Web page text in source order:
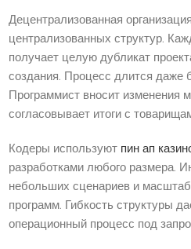
Децентрализованная
централизованных структур.
получает целую дубликат
создания. Процесс длится даже
Программист вносит изменения
согласовывает итоги с
Кодеры используют пин ап
разработками любого размера.
небольших сценариев и
программ. Гибкость структуры
операционный процесс под